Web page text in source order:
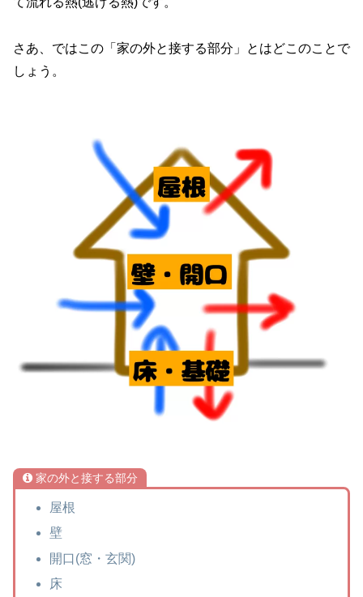
さあ、ではこの「家の外と接する部分」とはどこのことで
しょう。
家の外と接する部分
屋根
壁
開口(窓・玄関)
床